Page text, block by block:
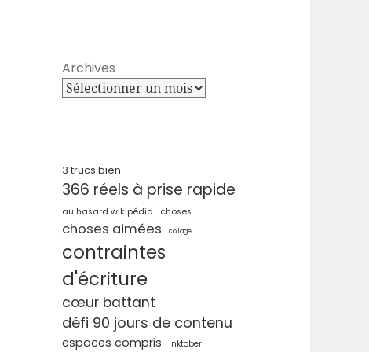
Archives
3 trucs bien
366 réels à prise rapide
au hasard wikipédia choses
choses aimées collage
contraintes
d'écriture
cœur battant
défi 90 jours de contenu
espaces compris
inktober